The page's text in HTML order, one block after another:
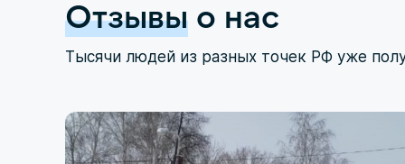
Отзывы о нас
Тысячи людей из разных точек РФ уже